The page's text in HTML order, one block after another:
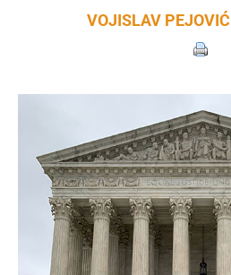
VOJISLAV PEJOVIĆ